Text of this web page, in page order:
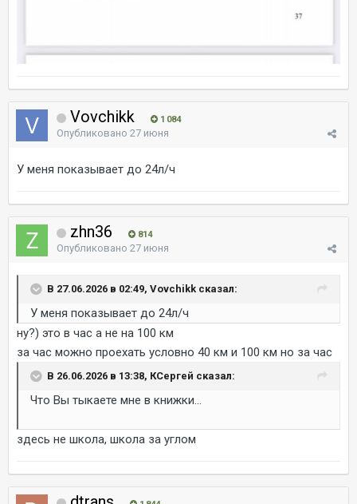
Vovchikk 1 084
Опубликовано 27 июня
У меня показывает до 24л/ч
zhn36 814
Опубликовано 27 июня
В 27.06.2026 в 02:49, Vovchikk сказал:
У меня показывает до 24л/ч
ну?) это в час а не на 100 км
за час можно проехать условно 40 км и 100 км но за час
В 26.06.2026 в 13:38, КСергей сказал:
Что Вы тыкаете мне в книжки...
здесь не школа, школа за углом